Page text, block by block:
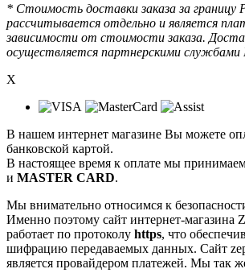
* Стоимость доставки заказа за границу
рассчитывается отдельно и является
зависимости от стоимости заказа.
осуществляется партнерскими
X
В нашем интернет магазине Вы можете
банковской картой.
В настоящее время к оплате мы
и MASTER CARD.
Мы внимательно относимся к
Именно поэтому сайт интернет-магазина
работает по протоколу https, что
шифрацию передаваемых данных. Сайт
является провайдером платежей. Мы так